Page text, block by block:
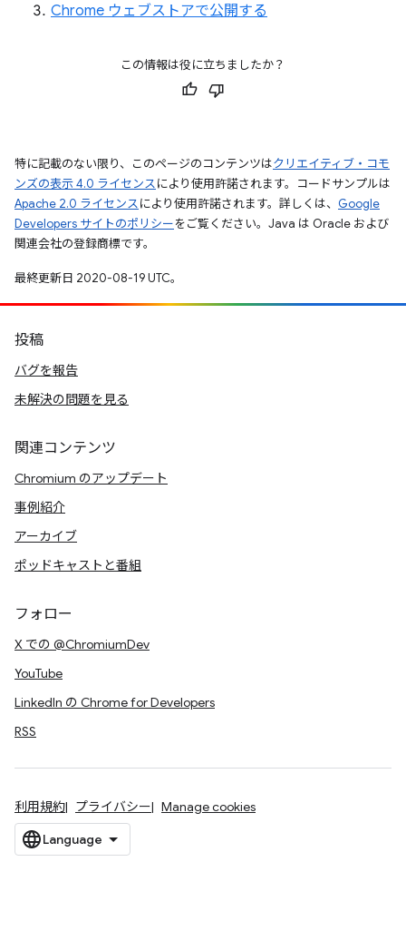
Chrome ウェブストアで公開する
この情報は役に立ちましたか？
特に記載のない限り、このページのコンテンツはクリエイティブ・コモ
ンズの表示 4.0 ライセンスにより使用許諾されます。コードサンプルは
Apache 2.0 ライセンスにより使用許諾されます。詳しくは、 Google
Developers サイトのポリシーをご覧ください。Java は Oracle および
関連会社の登録商標です。
最終更新日 2020-08-19 UTC。
投稿
バグを報告
未解決の問題を見る
関連コンテンツ
Chromium のアップデート
事例紹介
アーカイブ
ポッドキャストと番組
フォロー
X での @ChromiumDev
YouTube
LinkedIn の Chrome for Developers
RSS
利用規約 プライバシー Manage cookies